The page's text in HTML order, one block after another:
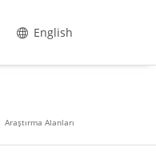
English
Araştırma Alanları